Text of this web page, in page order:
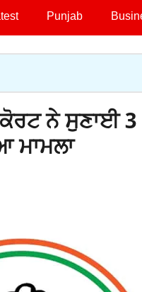
Punjab
ਨੇ ਸੁਣਾਈ 3
ਮਾਮਲਾ